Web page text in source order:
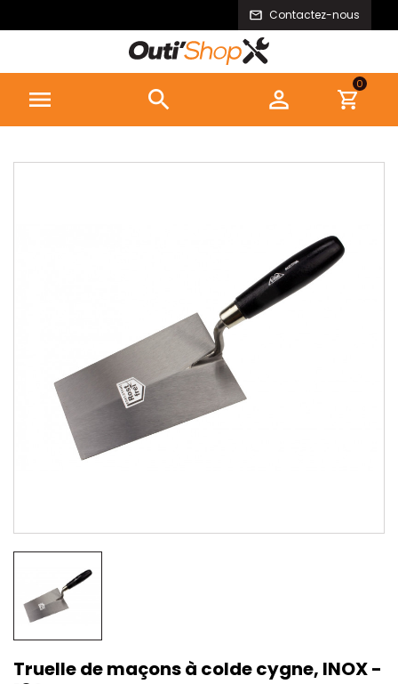
Contactez-nous
  
0
Truelle de maçons à colde cygne, INOX -